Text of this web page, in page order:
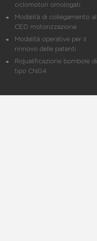
ciclomotori omologati
Modalità di collegamento al
CED motorizzazione
Modalità operative per il
rinnovo delle patenti
Riqualificazione bombole di
tipo CNG4